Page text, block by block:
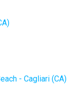
- Cagliari (CA)